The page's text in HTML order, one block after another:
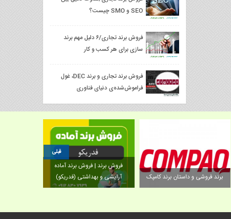
SEO و SMO چیست؟
فروش برند تجاری/۶ دلیل مهم برند
سازی برای هر کسب و کار
فروش برند تجاری و برند DEC، غول
فراموش‌شده‌ی دنیای فناوری
فروش برند | فروش برند آماده
آرایشی و بهداشتی (فدریکو)
برند فروشی و داستان برند کامپک
قبلی